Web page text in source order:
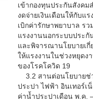
เข้ากองทุนประกันสังค
งดจ่ายเงินเดือนให้กับแ
เบิกค่ารักษาพยาบาล ร
แรงงานนอกระบบประ
และพิจารณานโยบายเกี่
ให้แรงงานในช่วงหยุดง
ของโรคโควิด 19
3.2 สานต่อนโยบายช่
ประปา ไฟฟ้า อินเทอร์เ
ค่าน้ำประปาเดือน พ.ค.